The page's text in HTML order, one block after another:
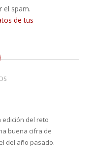
el spam.
de tus
edición del reto
buena cifra de
del año pasado.